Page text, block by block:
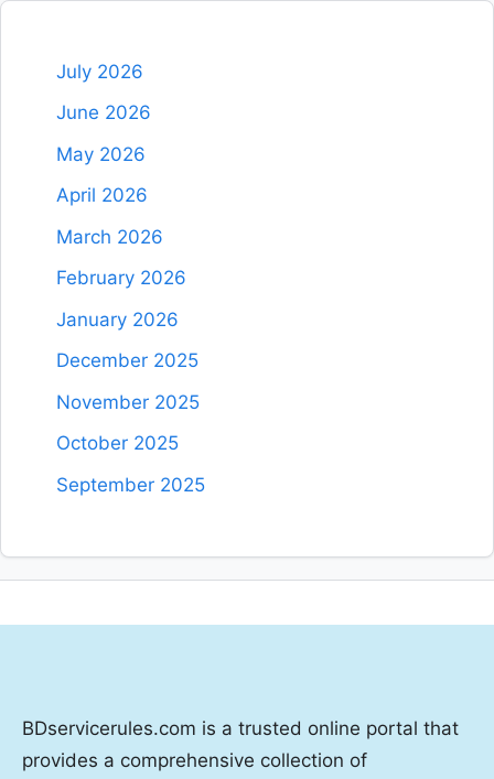
July 2026
June 2026
May 2026
April 2026
March 2026
February 2026
January 2026
December 2025
November 2025
October 2025
September 2025
BDservicerules.com is a trusted online portal that
provides a comprehensive collection of